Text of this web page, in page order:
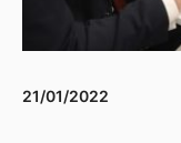
21/01/2022